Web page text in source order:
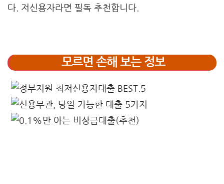
다. 저신용자라면 필독 추천합니다.
모르면 손해 보는 정보